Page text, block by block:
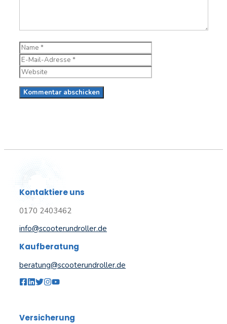
Name
Mail-
Adresse
Kontaktiere uns
0170 2403462
info@scooterundroller.de
Kaufberatung
beratung@scooterundroller.de
Versicherung